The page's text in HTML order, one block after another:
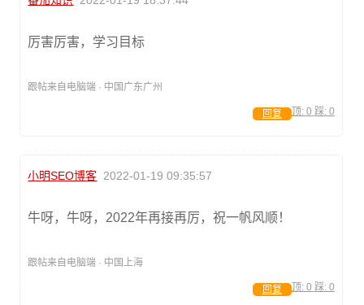
厉害厉害，学习目标
跟帖来自电脑端 · 中国广东广州
顶: 0 踩: 0
回复
小明SEO博客 2022-01-19 09:35:57
牛呀，牛呀，2022年再接再厉，祝一帆风顺！
跟帖来自电脑端 · 中国上海
顶: 0 踩: 0
回复